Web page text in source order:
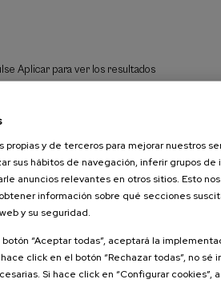
Aplicar para ver los resultados
Miramar
de Miraconcha, 48
propias y de terceros para mejorar nuestros
sus hábitos de navegación, inferir grupos
anuncios relevantes en otros sitios. Esto
información sobre qué secciones
y su seguridad.
“Aceptar todas”, aceptará la
click en el botón “Rechazar todas”, no sé
Si hace click en “Configurar cookies”,